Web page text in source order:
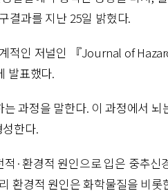
결과를 지난 25일 밝혔다.
적인 저널인 『Journal of
발표했다.
과정을 말한다. 이 과정에서
한다.
·환경적 원인으로 입은 중추신
환경적 원인은 화학물질을 비